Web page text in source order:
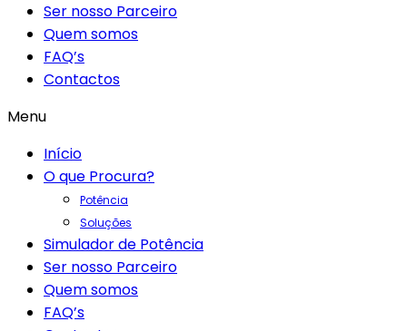
Ser nosso Parceiro
Quem somos
FAQ’s
Contactos
Menu
Início
O que Procura?
Potência
Soluções
Simulador de Potência
Ser nosso Parceiro
Quem somos
FAQ’s